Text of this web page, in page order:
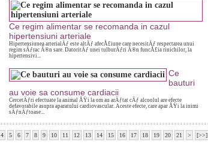
Ce regim alimentar se recomanda in cazul
hipertensiuni arteriale
Hipertensiunea arterialÄƒ este altÄƒ afecÅ£iune care necesitÄƒ respectarea unui
regim sÄƒrac Ã®n sare. DatoritÄƒ unei tulburÄƒri Ã®n funcÅ£ia rinichilor, la
hipertensivi...
Ce
bauturi
au voie sa consume cardiacii
CercetÄƒri efectuate la animal ÅŸi la om au arÄƒtat cÄƒ alcoolul are efecte
defavorabile asupra aparatului cardiovascular. Aceste efecte, care apar ÅŸi la inimi
sÄƒnÄƒtoase...
4 5 6 7 8 9 10 11 12 13 14 15 16 17 18 19 20 21 > [>>]